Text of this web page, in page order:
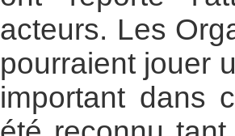
acteurs. Les
pourraient jouer
important dans